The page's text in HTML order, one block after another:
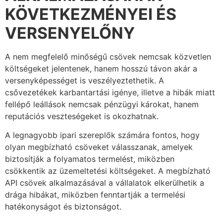
KÖVETKEZMÉNYEI ÉS
VERSENYELŐNY
A nem megfelelő minőségű csövek nemcsak közvetlen
költségeket jelentenek, hanem hosszú távon akár a
versenyképességet is veszélyeztethetik. A
csővezetékek karbantartási igénye, illetve a hibák miatt
fellépő leállások nemcsak pénzügyi károkat, hanem
reputációs veszteségeket is okozhatnak.
A legnagyobb ipari szereplők számára fontos, hogy
olyan megbízható csöveket válasszanak, amelyek
biztosítják a folyamatos termelést, miközben
csökkentik az üzemeltetési költségeket. A megbízható
API csövek alkalmazásával a vállalatok elkerülhetik a
drága hibákat, miközben fenntartják a termelési
hatékonyságot és biztonságot.